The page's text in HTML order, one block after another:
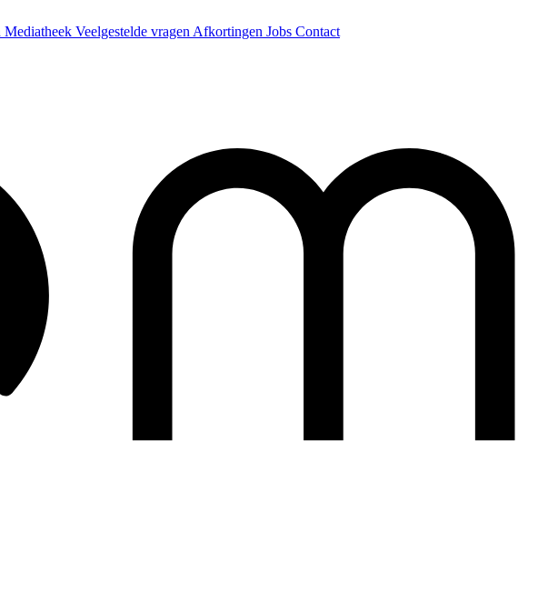
Mediatheek Veelgestelde vragen Afkortingen Jobs Contact